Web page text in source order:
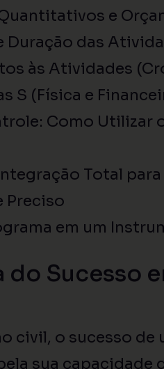
e
Duração das
às Atividades
S (Física e
Como Utilizar
Total
Preciso
em um
Sucesso
civil, o sucesso de
sua capacidade